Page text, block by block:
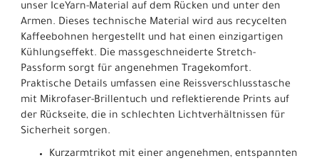
unser IceYarn-Material auf dem Rücken und unter den
Armen. Dieses technische Material wird aus recycelten
Kaffeebohnen hergestellt und hat einen einzigartigen
Kühlungseffekt. Die massgeschneiderte Stretch-
Passform sorgt für angenehmen Tragekomfort.
Praktische Details umfassen eine Reissverschlusstasche
mit Mikrofaser-Brillentuch und reflektierende Prints auf
der Rückseite, die in schlechten Lichtverhältnissen für
Sicherheit sorgen.
Kurzarmtrikot mit einer angenehmen, entspannten